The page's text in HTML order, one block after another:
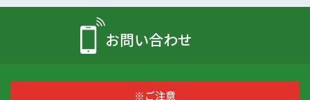
お問い合わせ
※ご注意